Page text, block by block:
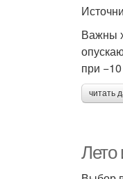
Важны
при
читать
Лето